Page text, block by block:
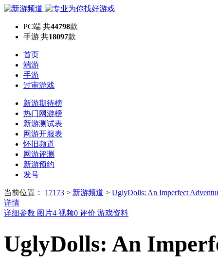
PC端 共44798款
手游 共18097款
首页
端游
手游
过审游戏
新游期待榜
热门网游榜
新游测试表
网游开服表
怀旧频道
网游评测
新游预约
发号
当前位置： 17173 > 新游频道 > UglyDolls: An Imperfect
详情
详细参数 图片4 视频0 评价 游戏资料
UglyDolls: An